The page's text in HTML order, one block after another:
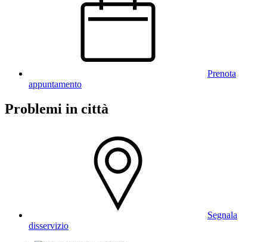
Prenota
appuntamento
Problemi in città
Segnala
disservizio